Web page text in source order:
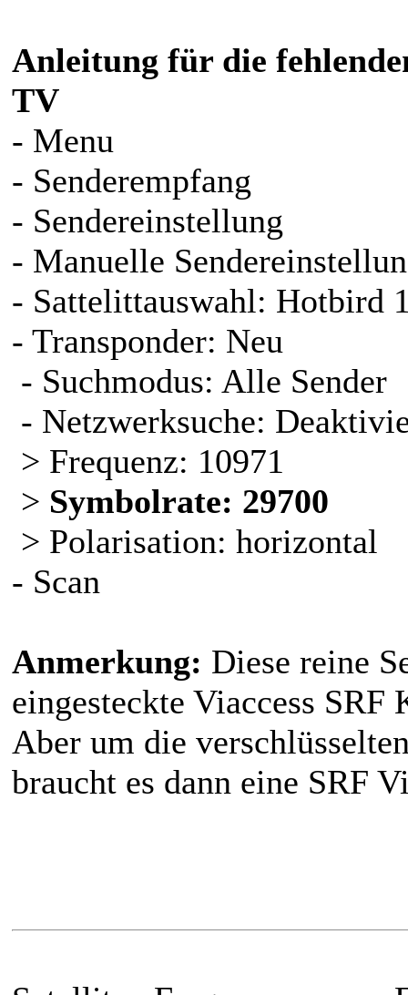
Anleitung für die
TV
- Menu
- Senderempfang
- Sendereinstellung
- Manuelle
- Sattelittauswahl: Hotbird
- Transponder: Neu
- Suchmodus: Alle Sender
- Netzwerksuche:
> Frequenz: 10971
> Symbolrate: 29700
> Polarisation: horizontal
- Scan
Anmerkung: Diese reine
eingesteckte Viaccess SRF
Aber um die
braucht es dann eine SRF